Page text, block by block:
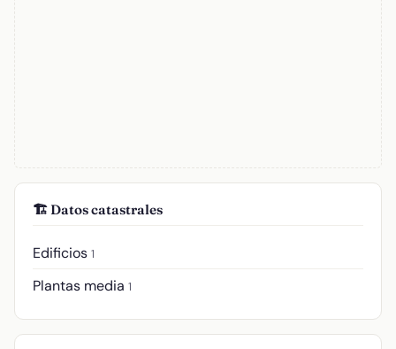
🏗️ Datos catastrales
Edificios 1
Plantas media 1